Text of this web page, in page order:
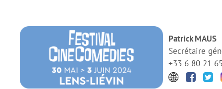
Patrick MAUS
Secrétaire
+33 6 80 21